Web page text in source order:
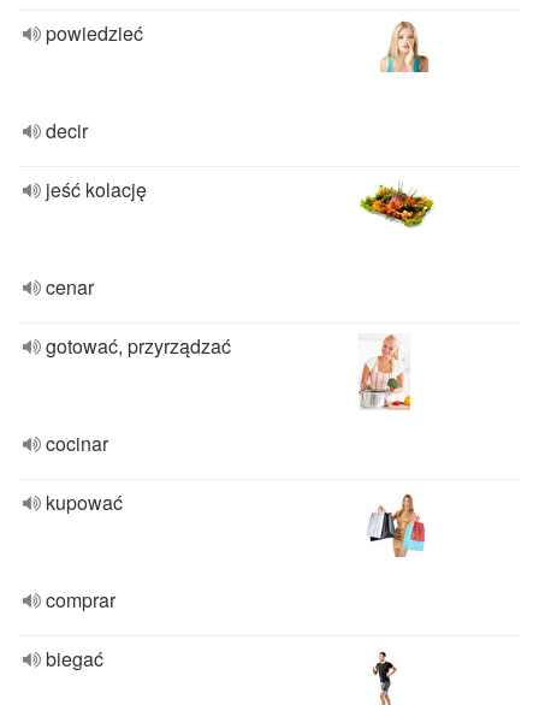
powiedzieć
decir
jeść kolację
cenar
gotować, przyrządzać
cocinar
kupować
comprar
biegać